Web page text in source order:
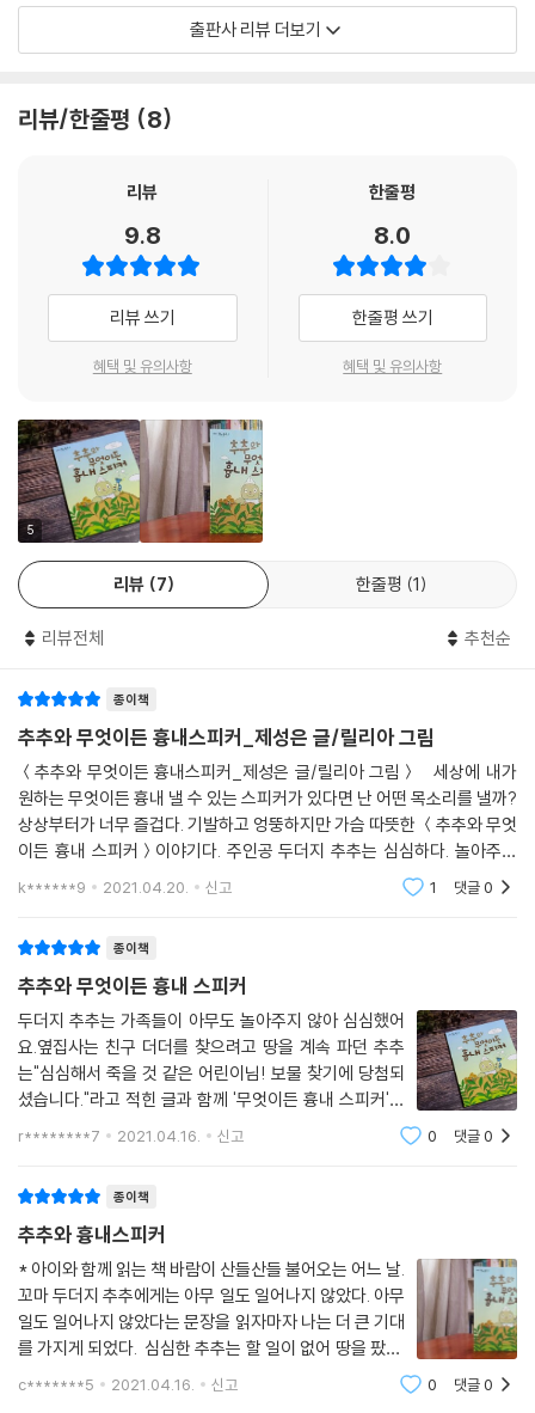
꼬마 두더지 추추의 시끌벅적한 하루!
작 동화입니다. 이 과정에서 가족의 사랑과 상대방을 배려하는 마음을 배
건》 등으로 분야와 대상을 넘나들며 다양한 작품을 선보인 제성은 작가의
신작입니다. 기발한 상상력과 탄탄한 문장으로 매 작품을 발표할 때마다
아이들의 시선을 단박에 사로잡은 작가의 역량이 어김없이 발휘된 작품이
지요. 특히 사진만 갖다 대면 목소리를 똑같이 흉내 낼 수 있는 ‘흉내 스피
커’라는 신선한 소재는 독자들의 상상력을 더욱 자극합니다. 사장님과 선
유쾌함을 불러일으키지요. 릴리아 작가의 아기자기하고 섬세한 삽화는 요
즘 아이들에게 익숙하지 않은 두더지를 친근하게 느끼도록 도와줍니다. 또
한 유머와 감동을 모두 담은 이 동화를 더욱 탄탄하게 받쳐주지요.
이 책의 등장인물은 남을 배려하는 따뜻한 마음을 갖추었습니다. 추추는
피곤하고 귀찮다는 이유로 자신과 놀아 주지 않는 가족들을 ‘흉내 스피
커’를 이용해 골탕 먹이려고 합니다. 그러나 가족들의 속사정을 알고는, 재
치 있는 행동으로 가족들에게 즐거운 휴일을 선물해 주지요. 또한 친구 더
처럼 추추와 더더의 훈훈한 마음과 순수한 우정을 통해 상대방을 이해하고
요즘 대한민국은 ‘갈등 공화국’이라고 불립니다. 코로나19 사태가 길어지
면서 사회 곳곳에서 갈등이 격화되고 있지요. 더욱 큰 문제는 세대, 계층,
정치 이념에 의한 갈등뿐만 아니라 생활 속에서 일어나는 ‘일상의 갈등’이
점차 늘어나고 있다는 점입니다. 단 하나라도 손해 보지 않겠다는 마음이
아니라 ‘나부터’ 배려하겠다는 마음가짐이 절실한 때입니다.《추추와 무엇
이든 흉내 스피커》를 읽고 가족과 친구를 이해하고 배려하는 마음가짐을
출판사 리뷰 더보기
리뷰/한줄평 8
리뷰
9.8
리뷰 쓰기
혜택 및 유의사항
한줄평
8.0
한줄평 쓰기
혜택 및 유의사항
5
리뷰 7 한줄평 1
리뷰전체 추천순
종이책
추추와 무엇이든 흉내스피커_제성은 글/릴리아 그림
＜추추와 무엇이든 흉내스피커_제성은 글/릴리아 그림＞ 세상에 내가
원하는 무엇이든 흉내 낼 수 있는 스피커가 있다면 난 어떤 목소리를 낼까?
상상부터가 너무 즐겁다. 기발하고 엉뚱하지만 가슴 따뜻한 ＜추추와 무엇
이든 흉내 스피커＞이야기다. 주인공 두더지 추추는 심심하다. 놀아주지
않은 엄마, 아빠, 형이 미워 혼자 집을 나와 땅을 파다가 보물상자를 발견한
k******9 2021.04.20. 신고 1 댓글0
종이책
추추와 무엇이든 흉내 스피커
두더지 추추는 가족들이 아무도 놀아주지 않아 심심했어
요.옆집사는 친구 더더를 찾으려고 땅을 계속 파던 추추
는"심심해서 죽을 것 같은 어린이님! 보물 찾기에 당첨되
셨습니다."라고 적힌 글과 함께 '무엇이든 흉내 스피커'를
발견했지요.'무엇이든 흉내 스피커'는 사진으로 입과 목의
r********7 2021.04.16. 신고 0 댓글0
종이책
추추와 흉내스피커
* 아이와 함께 읽는 책 바람이 산들산들 불어오는 어느 날.
꼬마 두더지 추추에게는 아무 일도 일어나지 않았다. 아무
일도 일어나지 않았다는 문장을 읽자마자 나는 더 큰 기대
를 가지게 되었다. 심심한 추추는 할 일이 없어 땅을 팠다.
두더지니까. ㅋㅋ 땅을 파다가 발견한 것은 바로 흉내 스
c*******5 2021.04.16. 신고 0 댓글0